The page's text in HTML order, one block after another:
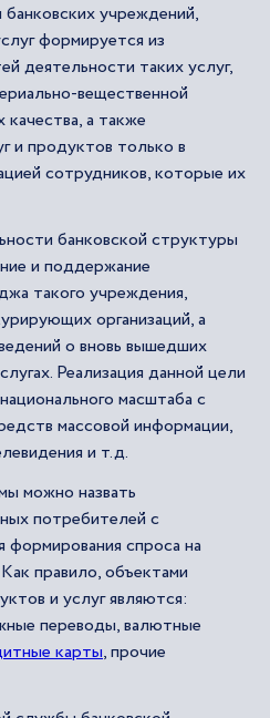
учреждений,
формируется из
деятельности таких услуг,
вещественной
а также
и продуктов только в
сотрудников, которые их
банковской структуры
и поддержание
такого учреждения,
организаций, а
о вновь вышедших
Реализация данной цели
масштаба с
массовой информации,
и т.д.
можно назвать
потребителей с
формирования спроса на
правило, объектами
и услуг являются:
переводы, валютные
карты, прочие